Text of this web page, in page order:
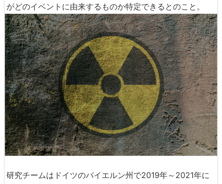
がどのイベントに由来するものか特定できるとのこと。
研究チームはドイツのバイエルン州で2019年～2021年に